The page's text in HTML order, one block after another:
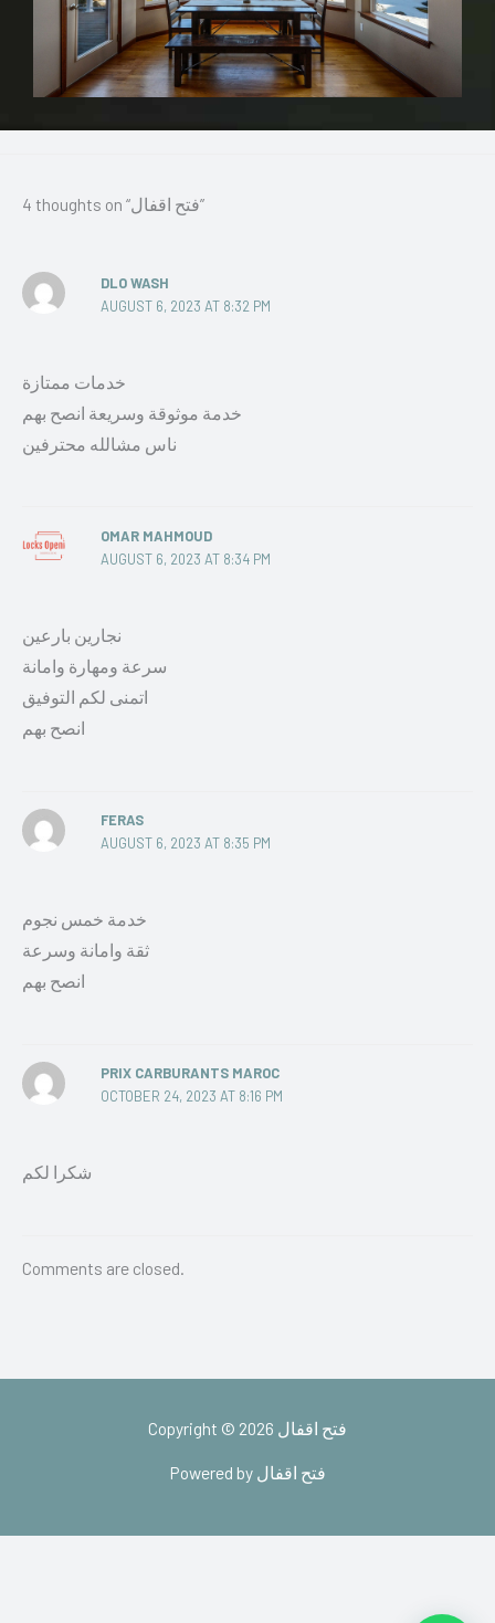
4 thoughts on “فتح اقفال”
DLO WASH
AUGUST 6, 2023 AT 8:32 PM
خدمات ممتازة
خدمة موثوقة وسريعة انصح بهم
ناس مشالله محترفين
OMAR MAHMOUD
AUGUST 6, 2023 AT 8:34 PM
نجارين بارعين
سرعة ومهارة وامانة
اتمنى لكم التوفيق
انصح بهم
FERAS
AUGUST 6, 2023 AT 8:35 PM
خدمة خمس نجوم
ثقة وامانة وسرعة
انصح بهم
PRIX CARBURANTS MAROC
OCTOBER 24, 2023 AT 8:16 PM
شكرا لكم
Comments are closed.
Copyright © 2026 فتح اقفال
Powered by فتح اقفال